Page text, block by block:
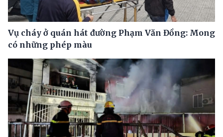
Vụ cháy ở quán hát đường Phạm Văn Đồng: Mong
có những phép màu